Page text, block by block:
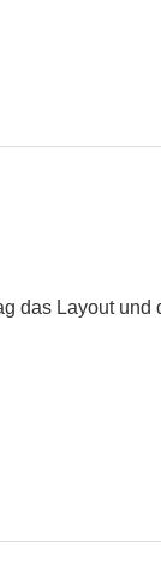
das Layout und